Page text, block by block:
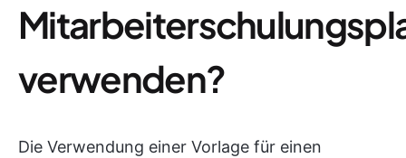
verwenden?
Die Verwendung einer Vorlage für einen